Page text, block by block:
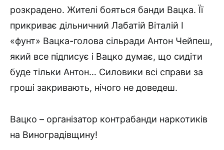
розкрадено. Жителі бояться банди Вацка. Її
прикриває дільничний Лабатій Віталій І
«фунт» Вацка-голова сільради Антон Чейпеш,
який все підписує і Вацко думає, що сидіти
буде тільки Антон… Силовики всі справи за
гроші закривають, нічого не доведеш.
Вацко – організатор контрабанди наркотиків
на Виноградівщину!